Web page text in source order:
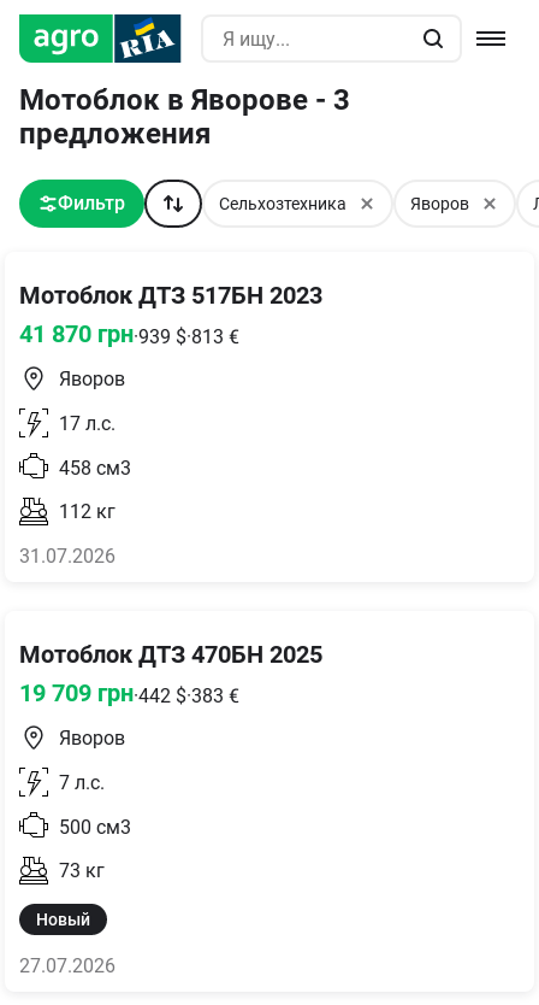
Мотоблок в Яворове - 3
предложения
Фильтр Сельхозтехника Яворов
Мотоблок ДТЗ 517БН 2023
41 870 грн·939 $·813 €
Яворов
17 л.с.
458 см3
112 кг
31.07.2026
Мотоблок ДТЗ 470БН 2025
19 709 грн·442 $·383 €
Яворов
7 л.с.
500 см3
73 кг
Новый
27.07.2026